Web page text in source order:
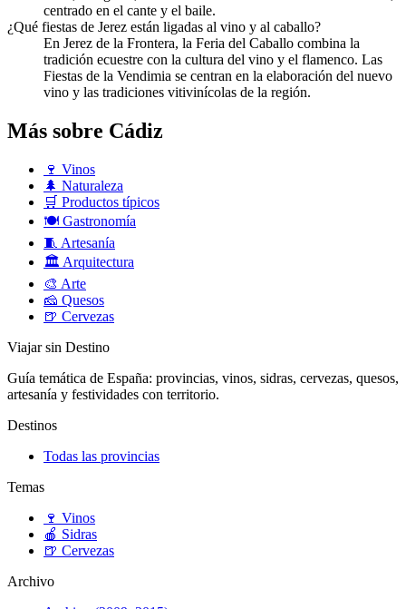
centrado en el cante y el baile.
¿Qué fiestas de Jerez están ligadas al vino y al caballo?
En Jerez de la Frontera, la Feria del Caballo combina la
tradición ecuestre con la cultura del vino y el flamenco. Las
Fiestas de la Vendimia se centran en la elaboración del nuevo
vino y las tradiciones vitivinícolas de la región.
Más sobre Cádiz
🍷 Vinos
🌲 Naturaleza
🛒 Productos típicos
🍽️ Gastronomía
🧵 Artesanía
🏛️ Arquitectura
🎨 Arte
🧀 Quesos
🍺 Cervezas
Viajar sin Destino
Guía temática de España: provincias, vinos, sidras, cervezas, quesos,
artesanía y festividades con territorio.
Destinos
Todas las provincias
Temas
🍷 Vinos
🍎 Sidras
🍺 Cervezas
Archivo